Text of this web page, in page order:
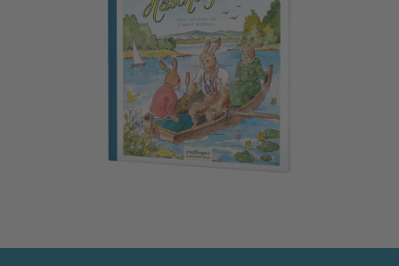
Die Häschenschule 4: Ferien in der Häschenschule